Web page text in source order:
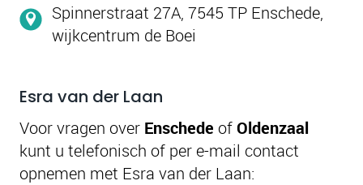
Spinnerstraat 27A, 7545 TP Enschede,
wijkcentrum de Boei
Esra van der Laan
Voor vragen over Enschede ofOldenzaal
kunt u telefonisch of per e-mail contact
opnemen met Esra van der Laan: